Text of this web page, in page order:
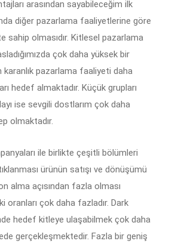
arasından sayabileceğim ilk
diğer pazarlama faaliyetlerine göre
sahip olmasıdır. Kitlesel pazarlama
çok daha yüksek bir
pazarlama faaliyeti daha
hedef almaktadır. Küçük grupları
ise sevgili dostlarım çok daha
olmaktadır.
ile birlikte çeşitli bölümleri
ürünün satışı ve dönüşümü
alma açısından fazla olması
oranları çok daha fazladır. Dark
hedef kitleye ulaşabilmek çok daha
gerçekleşmektedir. Fazla bir geniş